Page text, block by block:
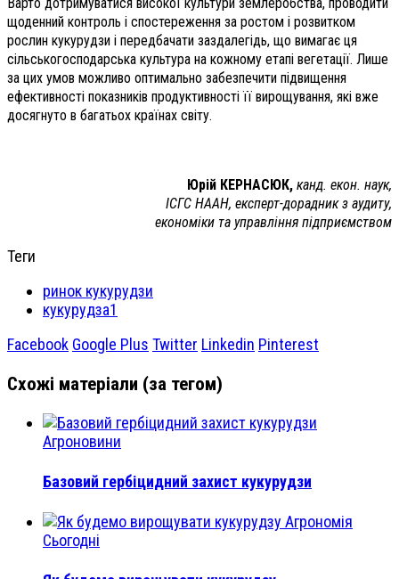
щоденний контроль і спостереження за ростом і розвитком
рослин кукурудзи і передбачати заздалегідь, що вимагає ця
сільськогосподарська культура на кожному етапі вегетації. Лише
за цих умов можливо оптимально забезпечити підвищення
ефективності показників продуктивності її вирощування, які вже
досягнуто в багатьох країнах світу.
Юрій КЕРНАСЮК, канд. екон. наук,
ІСГС НААН, експерт-дорадникз аудиту,
економіки та управління підприємством
Теги
ринок кукурудзи
кукурудза1
Facebook Google Plus Twitter Linkedin Pinterest
Схожі матеріали (за тегом)
Агроновини
Базовий гербіцидний захист кукурудзи
Агрономія
Сьогодні